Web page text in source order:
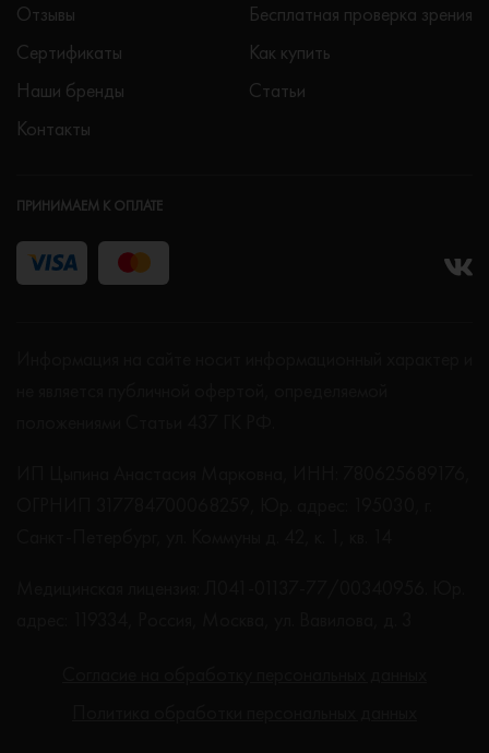
Отзывы
Сертификаты
Наши бренды
Контакты
Бесплатная проверка зрения
Как купить
Статьи
ПРИНИМАЕМ К ОПЛАТЕ